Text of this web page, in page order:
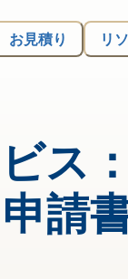
お見積り リ
ス
請